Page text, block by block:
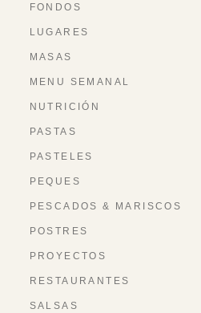
FONDOS
LUGARES
MASAS
MENU SEMANAL
NUTRICIÓN
PASTAS
PASTELES
PEQUES
PESCADOS & MARISCOS
POSTRES
PROYECTOS
RESTAURANTES
SALSAS